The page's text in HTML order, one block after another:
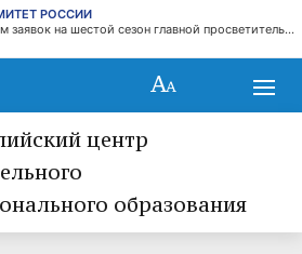
РОССИИ
Продолжается прием заявок на шестой сезон главной просветительской награды страны - Знание.Премия
центр
образования